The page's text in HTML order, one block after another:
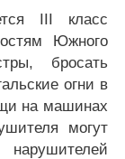
III класс
Южного
бросать
огни в
на машинах
могут